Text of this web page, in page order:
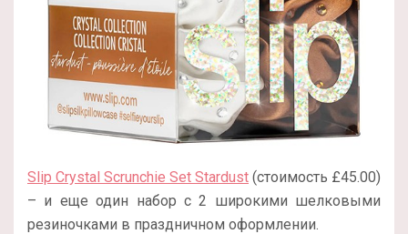
Slip Crystal Scrunchie Set Stardust (стоимость £45.00)
– и еще один набор с 2 широкими шелковыми
резиночками в праздничном оформлении.